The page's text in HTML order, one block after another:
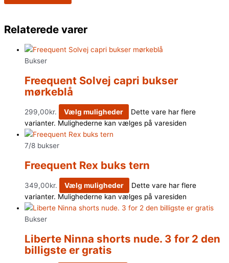
Relaterede varer
Bukser
Freequent Solvej capri bukser
mørkeblå
299,00kr. Vælg muligheder
Dette vare har flere
varianter. Mulighederne kan vælges på varesiden
7/8 bukser
Freequent Rex buks tern
349,00kr. Vælg muligheder
Dette vare har flere
varianter. Mulighederne kan vælges på varesiden
Bukser
Liberte Ninna shorts nude. 3 for 2 den
billigste er gratis